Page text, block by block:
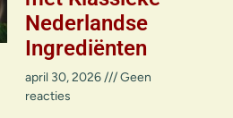
Nederlandse
Ingrediënten
april 30, 2026
Geen
reacties